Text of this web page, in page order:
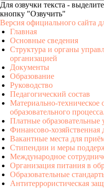
Для озвучки текста -
кнопку "Озвучить"
Версия официального сайта
Главная
Основные сведения
Структура и органы
организацией
Документы
Образование
Руководство
Педагогический состав
Материально-техническое
образовательного
Платные образовательные
Финансово-хозяйственная
Вакантные места для
Стипендии и меры
Международное
Организация питания в
Образовательные
Антитеррористическая